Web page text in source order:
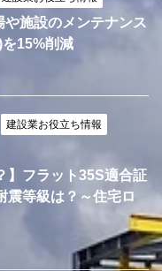
や施設のメンテナンス
15%削減
建設業お役立ち情報
】フラット35S適合証
震等級は？～住宅ロ